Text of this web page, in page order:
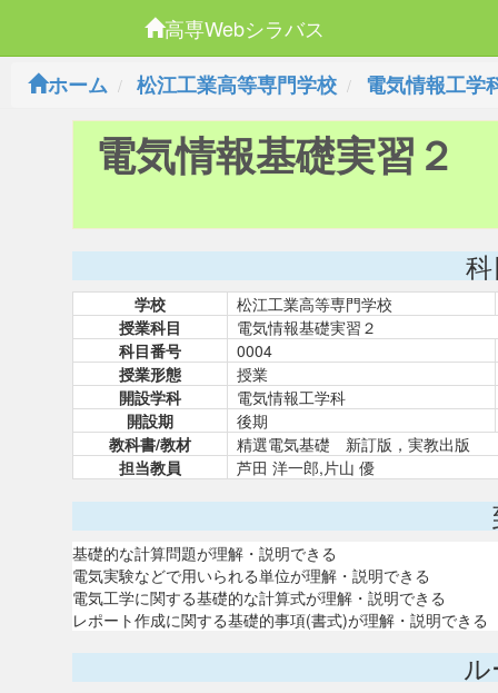
高専Webシラバス
ホーム
松江工業高等専門学校 電気情報工学
電気情報基礎実習２
学校
松江工業高等専門学校
授業科目
電気情報基礎実習２
科目番号
0004
授業形態
授業
開設学科
電気情報工学科
開設期
後期
教科書/教材
精選電気基礎 新訂版，実教出版
担当教員
芦田 洋一郎,片山 優
基礎的な計算問題が理解・説明できる
電気実験などで用いられる単位が理解・説明できる
電気工学に関する基礎的な計算式が理解・説明できる
レポート作成に関する基礎的事項(書式)が理解・説明できる